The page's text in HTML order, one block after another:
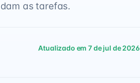
as tarefas.
Atualizado em 7 de jul de 2026